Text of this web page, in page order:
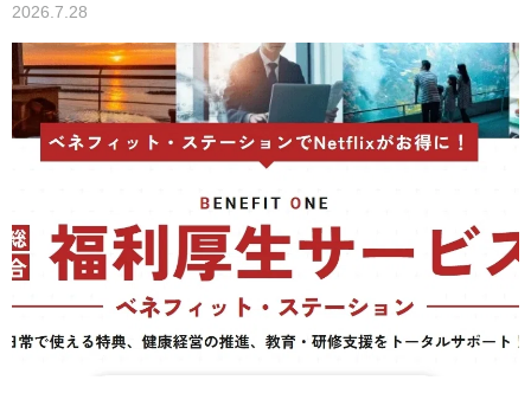
2026.7.28